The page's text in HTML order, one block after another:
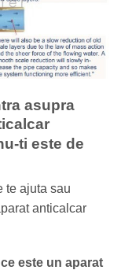
asupra
ti este de
te ajuta sau
anticalcar
este un aparat